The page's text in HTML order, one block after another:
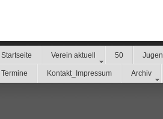
Startseite Verein aktuell 50
Termine Kontakt_Impressum Archiv